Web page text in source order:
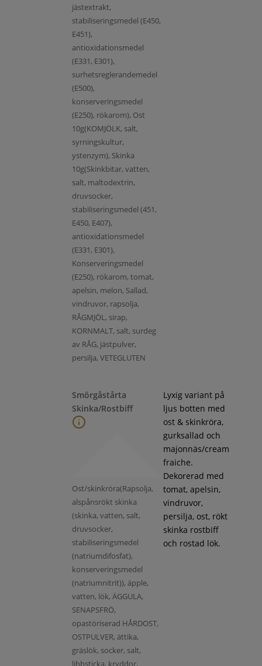
jästextrakt,
stabiliseringsmedel (E450,
E451),
antioxidationsmedel
(E331, E301),
surhetsreglerandemedel
(E500),
konserveringsmedel
(E250), rökarom), Ost
10g(KOMJÖLK, salt,
syrningskultur,
ystenzym), Skinka
10g(Skinkbitar, vatten,
salt, maltodextrin,
druvsocker,
stabiliseringsmedel (451,
E450, E407),
antioxidationsmedel
(E331, E301),
Konserveringsmedel
(E250), rökarom, tomat,
apelsin, melon, Sallad,
vindruvor, rapsolja,
RÅGMJÖL, sirap,
KORNMALT, salt, surdeg
av RÅG, jästpulver,
persilja, VETEGLUTEN
Smörgåstårta
Skinka/Rostbiff
Ost/skinkröra(Rapsolja,
alspånsrökt skinka
(skinka, vatten, salt,
druvsocker,
stabiliseringsmedel
(natriumdifosfat),
konserveringsmedel
(natriumnitrit)), äpple,
vatten, lök, ÄGGULA,
SENAPSFRÖ,
opastöriserad HÅRDOST,
OSTPULVER, ättika,
gräslök, socker, salt,
libbsticka, kryddor,
Lyxig variant på
ljus botten med
ost & skinkröra,
gurksallad och
majonnäs/cream
fraiche.
Dekorerad med
tomat, apelsin,
vindruvor,
persilja, ost, rökt
skinka rostbiff
och rostad lök.